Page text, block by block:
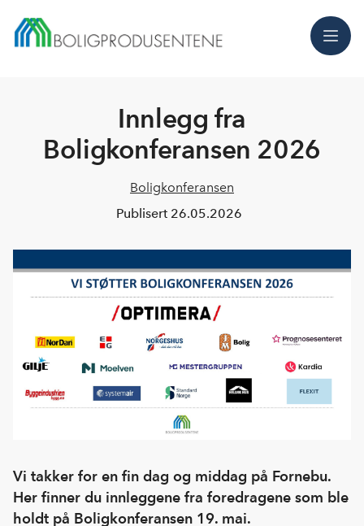
Meny
Innlegg fra
Boligkonferansen 2026
Boligkonferansen
Publisert 26.05.2026
Vi takker for en fin dag og middag på Fornebu.
Her finner du innleggene fra foredragene som ble
holdt på Boligkonferansen 19. mai.